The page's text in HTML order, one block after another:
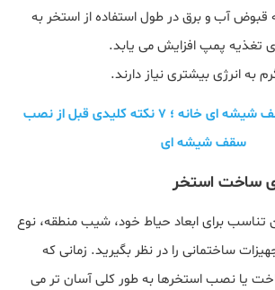
قبوض آب و برق در طول استفاده از استخر به
تغذیه پمپ افزایش می یابد.
به انرژی بیشتری نیاز دارند.
سقف شیشه ای خانه ؛ ۷ نکته کلیدی قبل از نصب
سقف شیشه ای
تناسب برای ابعاد حیاط خود، شیب منطقه، نوع
ساختمانی را در نظر بگیرید. زمانی که
یا نصب استخرها به طور کلی آسان تر می